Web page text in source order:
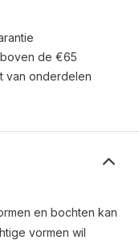
de €65
van onderdelen
en bochten kan
vormen wil